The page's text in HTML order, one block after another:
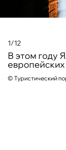
1/12
В этом году
© Туристический
©
©
©
©
©
©
©
©